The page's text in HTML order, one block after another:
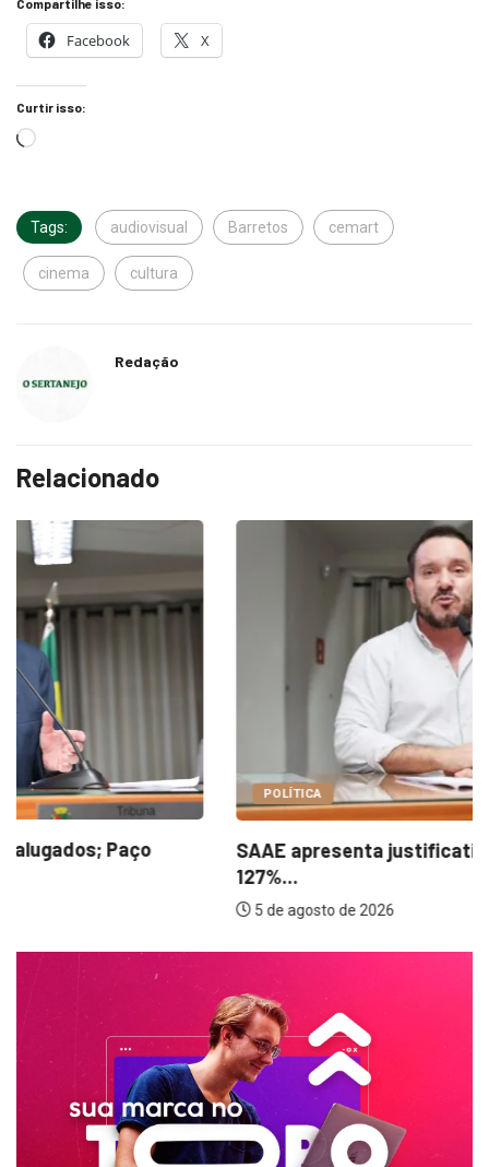
Compartilhe isso:
Facebook X
Curtir isso:
Tags: audiovisual Barretos cemart
cinema cultura
Redação
Relacionado
POLÍTICA
SAAE apresenta justificativas para aumento de